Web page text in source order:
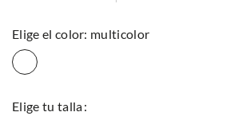
: multicolor